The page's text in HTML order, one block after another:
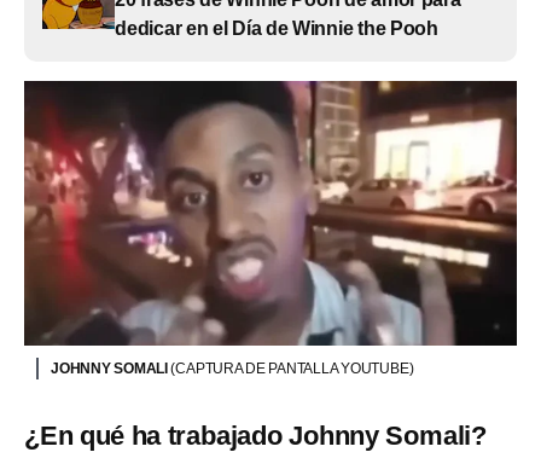
dedicar en el Día de Winnie the Pooh
JOHNNY SOMALI(CAPTURA DE PANTALLA YOUTUBE)
¿En qué ha trabajado Johnny Somali?